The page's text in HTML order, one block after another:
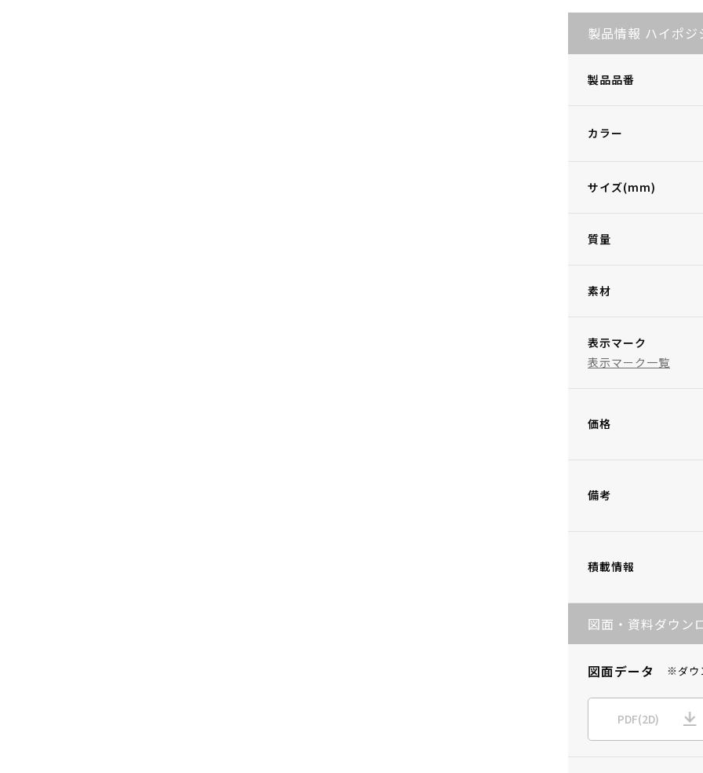
製品情報 ハイポ
製品品番
カラー
サイズ(mm)
質量
素材
表示マーク
表示マーク一覧
価格
備考
積載情報
図面・資料ダウン
図面データ ※ダウ
PDF(2D)